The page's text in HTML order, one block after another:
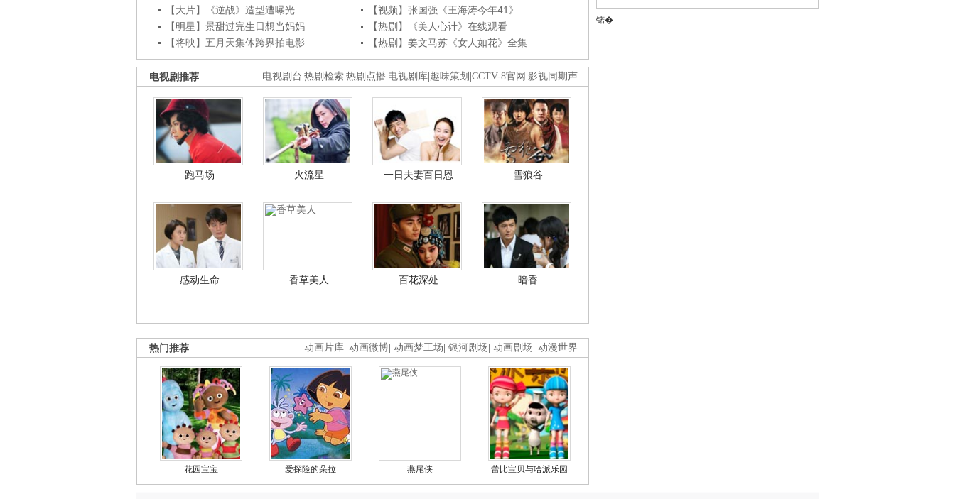
【大片】《逆战》造型遭曝光
【视频】张国强《王海涛今年41》
【明星】景甜过完生日想当妈妈
【热剧】《美人心计》在线观看
【将映】五月天集体跨界拍电影
【热剧】姜文马苏《女人如花》全集
电视剧台 热剧检索 热剧点播 电视剧库 趣味策划 CCTV-8官网 影视同期声
电视剧推荐
跑马场 火流星 一日夫妻百日恩 雪狼谷
感动生命 香草美人 百花深处 暗香
动画片库 动画微博 动画梦工场 银河剧场 动画剧场 动漫世界
热门推荐
花园宝宝 爱探险的朵拉 燕尾侠 蕾比宝贝与哈派乐园
锘�